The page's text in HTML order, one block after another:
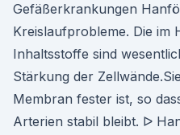
Gefäßerkrankungen
Kreislaufprobleme. Die im
Inhaltsstoffe sind
Stärkung der
Membran fester ist, so
Arterien stabil bleibt. ᐅ